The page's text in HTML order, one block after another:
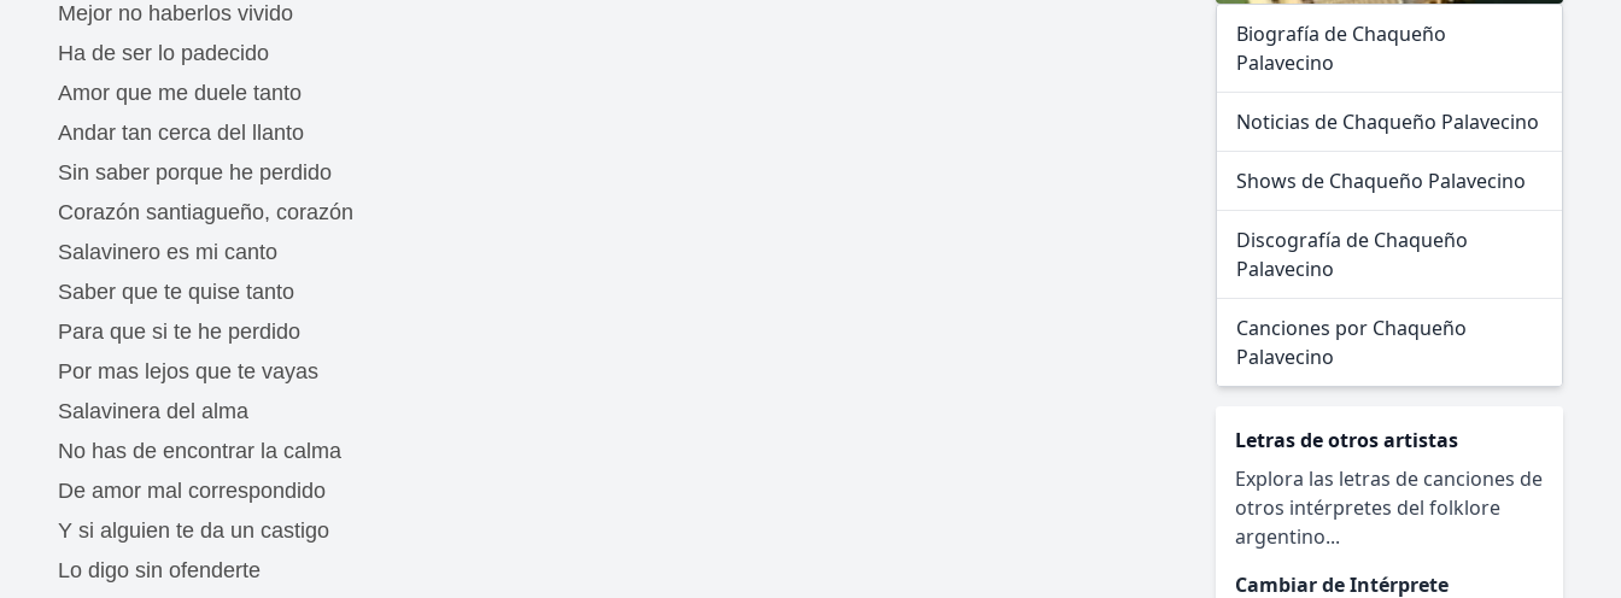
Mejor no haberlos vivido
Ha de ser lo padecido
Amor que me duele tanto
Andar tan cerca del llanto
Sin saber porque he perdido
Corazón santiagueño, corazón
Salavinero es mi canto
Saber que te quise tanto
Para que si te he perdido
Por mas lejos que te vayas
Salavinera del alma
No has de encontrar la calma
De amor mal correspondido
Y si alguien te da un castigo
Lo digo sin ofenderte
Biografía de Chaqueño
Palavecino
Noticias de Chaqueño Palavecino
Shows de Chaqueño Palavecino
Discografía de Chaqueño
Palavecino
Canciones por Chaqueño
Palavecino
Letras de otros artistas
Explora las letras de canciones de
otros intérpretes del folklore
argentino...
Cambiar de Intérprete